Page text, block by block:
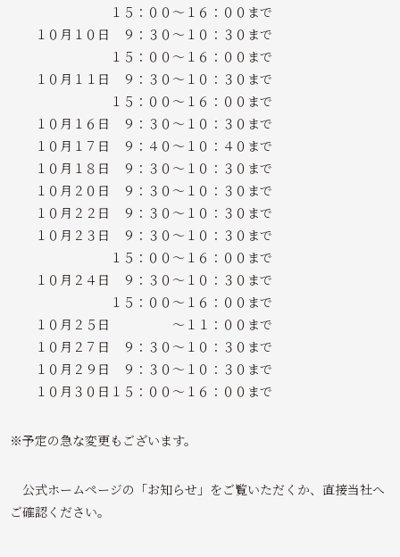
１５：００～１６：００まで
１０月１０日 ９：３０～１０：３０まで
１５：００～１６：００まで
１０月１１日 ９：３０～１０：３０まで
１５：００～１６：００まで
１０月１６日 ９：３０～１０：３０まで
１０月１７日 ９：４０～１０：４０まで
１０月１８日 ９：３０～１０：３０まで
１０月２０日 ９：３０～１０：３０まで
１０月２２日 ９：３０～１０：３０まで
１０月２３日 ９：３０～１０：３０まで
１５：００～１６：００まで
１０月２４日 ９：３０～１０：３０まで
１５：００～１６：００まで
１０月２５日 ～１１：００まで
１０月２７日 ９：３０～１０：３０まで
１０月２９日 ９：３０～１０：３０まで
１０月３０日１５：００～１６：００まで
※予定の急な変更もございます。
公式ホームページの「お知らせ」をご覧いただくか、直接当社へ
ご確認ください。